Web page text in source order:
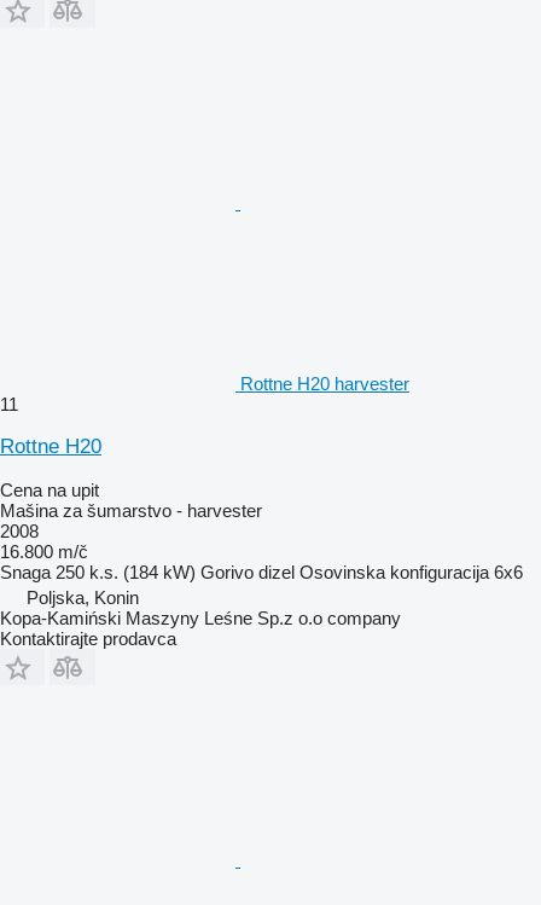
Rottne H20 harvester
11
Rottne H20
Cena na upit
Mašina za šumarstvo - harvester
2008
16.800 m/č
Snaga 250 k.s. (184 kW) Gorivo dizel Osovinska konfiguracija 6x6
Poljska, Konin
Kopa-Kamiński Maszyny Leśne Sp.z o.o company
Kontaktirajte prodavca